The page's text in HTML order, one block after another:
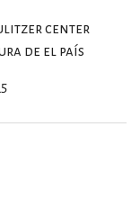
center
de el país